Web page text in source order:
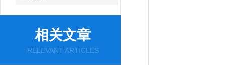
相关文章
RELEVANT ARTICLES